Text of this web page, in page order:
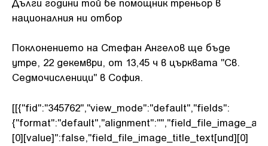
националния ни отбор
Поклонението на Стефан Ангелов ще бъде
утре, 22 декември, от 13,45 ч в църквата "Св.
Седмочисленици" в София.
[[{"fid":"345762","view_mode":"default","fields":
[0][value]":false,"field_file_image_title_text[und][0]